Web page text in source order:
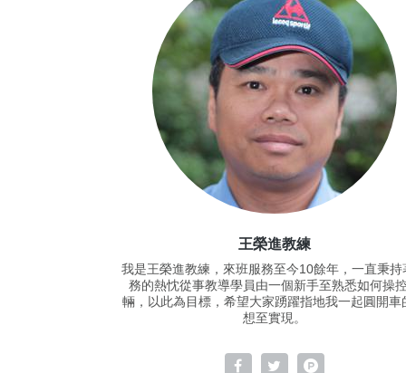
王榮進教練
我是王榮進教練，來班服務至今10餘年，一直秉持
務的熱忱從事教導學員由一個新手至熟悉如何操
輛，以此為目標，希望大家踴躍指地我一起圓開車
想至實現。